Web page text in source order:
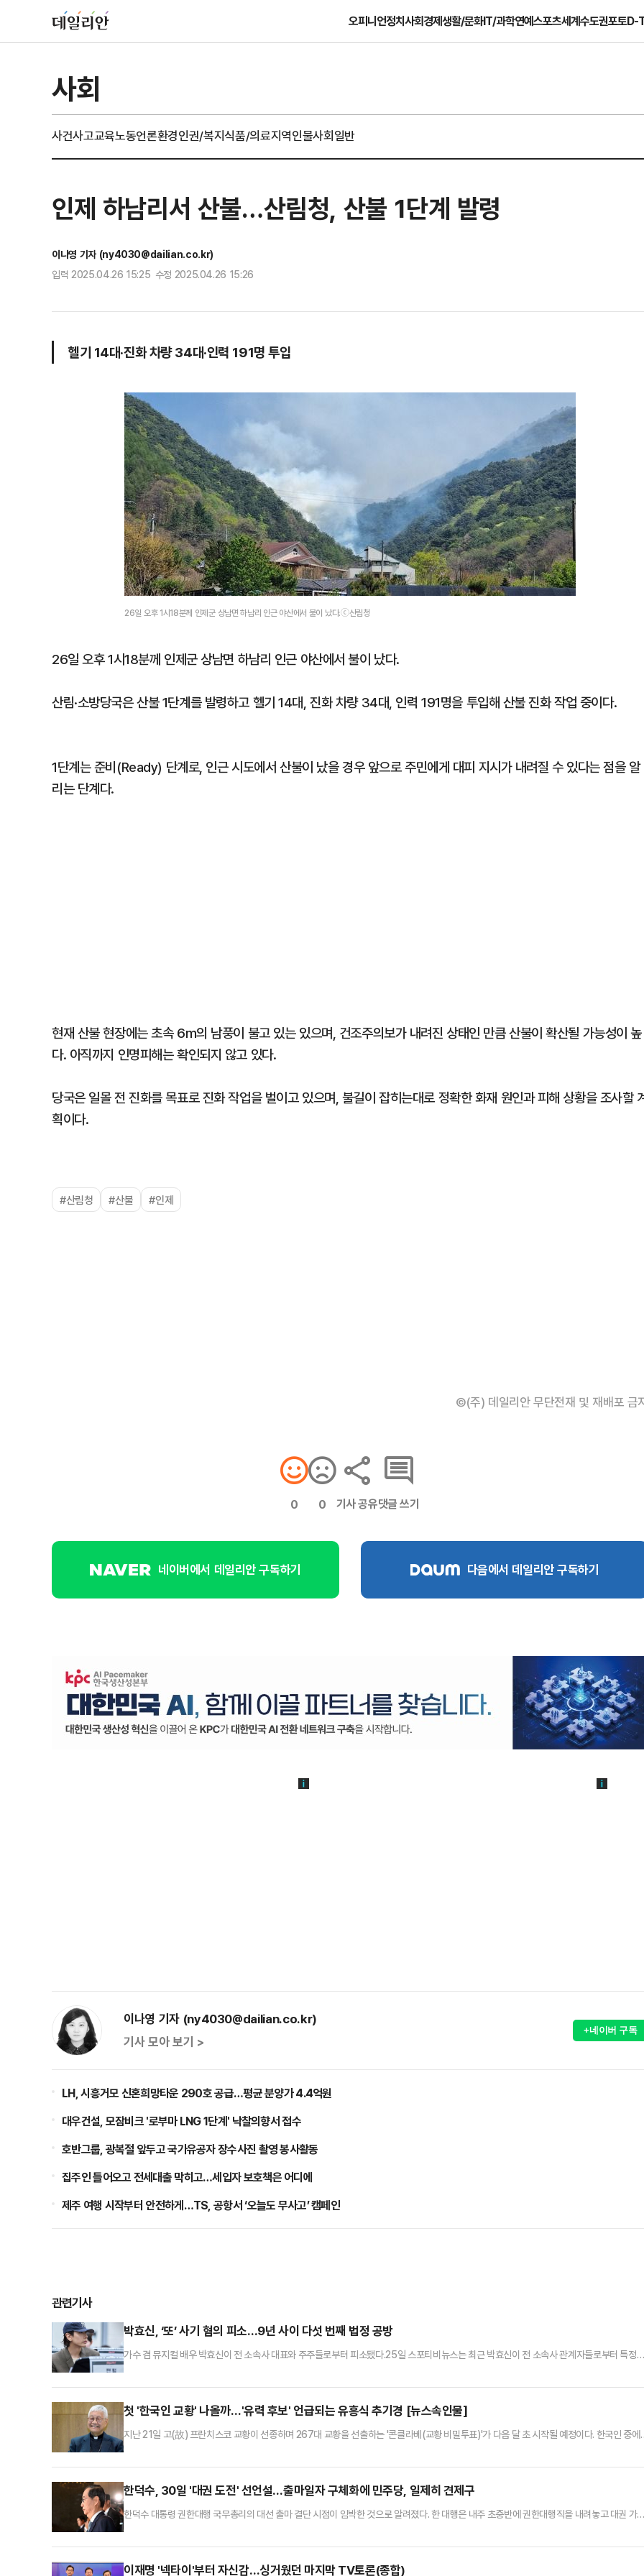
오피니언정치사회경제생활/문화IT/과학연예스포츠세계수도권포토D-
사회
사건사고교육노동언론환경인권/복지식품/의료지역인물사회일반
인제 하남리서 산불…산림청, 산불 1단계 발령
이나영 기자 (ny4030@dailian.co.kr)
입력 2025.04.26 15:25 수정 2025.04.26 15:26
헬기 14대·진화 차량 34대·인력 191명 투입
26일 오후 1시18분께 인제군 상남면 하남리 인근 야산에서 불이 났다.ⓒ산림청
26일 오후 1시18분께 인제군 상남면 하남리 인근 야산에서 불이 났다.
산림·소방당국은 산불 1단계를 발령하고 헬기 14대, 진화 차량 34대, 인력 191명을 투입해 산불 진화 작업 중이다.
1단계는 준비(Ready) 단계로, 인근 시도에서 산불이 났을 경우 앞으로 주민에게 대피 지시가 내려질 수 있다는 점을 알
리는 단계다.
현재 산불 현장에는 초속 6m의 남풍이 불고 있는 있으며, 건조주의보가 내려진 상태인 만큼 산불이 확산될 가능성이 높
다. 아직까지 인명피해는 확인되지 않고 있다.
당국은 일몰 전 진화를 목표로 진화 작업을 벌이고 있으며, 불길이 잡히는대로 정확한 화재 원인과 피해 상황을 조사할
획이다.
#산림청 #산불 #인제
©(주) 데일리안 무단전재 및 재배포 금
0 0 기사 공유댓글 쓰기
네이버에서 데일리안 구독하기 다음에서 데일리안 구독하기
이나영 기자 (ny4030@dailian.co.kr)
기사 모아 보기 >
+네이버 구독
LH, 시흥거모 신혼희망타운 290호 공급…평균 분양가 4.4억원
대우건설, 모잠비크 '로부마 LNG 1단계' 낙찰의향서 접수
호반그룹, 광복절 앞두고 국가유공자 장수사진 촬영 봉사활동
집주인 들어오고 전세대출 막히고…세입자 보호책은 어디에
제주 여행 시작부터 안전하게…TS, 공항서 ‘오늘도 무사고’ 캠페인
관련기사
박효신, ‘또’ 사기 혐의 피소…9년 사이 다섯 번째 법정 공방
가수 겸 뮤지컬 배우 박효신이 전 소속사 대표와 주주들로부터 피소됐다.25일 스포티비뉴스는 최근 박효신이 전 소속사 관계자들로부터 특정
하 글러브엔터) 전 대표 A씨와 글러브엔터 주주들은 지난 7일 서울 용산경찰서에 박효신을 상대로 고소장을 제출했다.글러브엔터는 앞서
첫 '한국인 교황' 나올까…'유력 후보' 언급되는 유흥식 추기경 [뉴스속인물]
지난 21일 고(故) 프란치스코 교황이 선종하며 267대 교황을 선출하는 '콘클라베(교황 비밀투표)'가 다음 달 초 시작될 예정이다. 한국인 중에
12명을 추려 보도하면서 유 추기경 이름을 올리기도 했다. 한국 추기경이 콘클라베에 참가하는 건 앞서 1978년 10월 김수환 추기경이 요한 바
한덕수, 30일 '대권 도전' 선언설…출마일자 구체화에 민주당, 일제히 견제구
한덕수 대통령 권한대행 국무총리의 대선 출마 결단 시점이 임박한 것으로 알려졌다. 한 대행은 내주 초중반에 권한대행직을 내려놓고 대권 가
세에 나섰다.25일 정치권에 따르면 한덕수 대행은 이달말 권한대행직을 내려놓고 대선 출마를 선언하는 방안을 진지하게 검토 중인 것으로 전
이재명 '넥타이'부터 자신감…싱거웠던 마지막 TV토론(종합)
송영길·김민석, '조희대 탄핵'
법사위원들 "즉시 대법관 제
2
[속보] 국민의힘 윤리위, '돌
논란 '서범수·진종오' 징계절
3
3000원짜리 장바구니 'K굿
국인 관광객 필수템은?
4
"집값 아닌 국민 잡아" "국민
민의힘, 부동산 세제개편안 맹